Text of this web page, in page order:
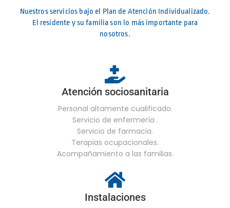
Nuestros servicios bajo el Plan de Atención Individualizado.
El residente y su familia son lo más importante para
nosotros.
Atención sociosanitaria
Personal altamente cualificado.
Servicio de enfermería .
Servicio de farmacia.
Terapias ocupacionales.
Acompañamiento a las familias.
Instalaciones